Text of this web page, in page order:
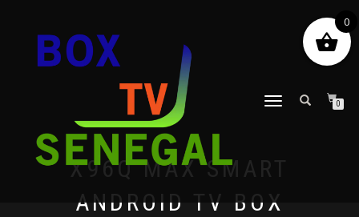
DÉPLIER
0
X96Q MAX SMART
ANDROID TV BOX
0